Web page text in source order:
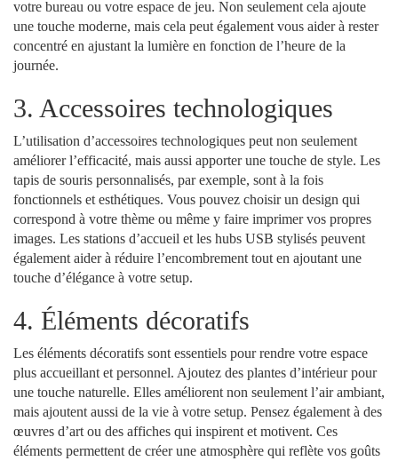
votre bureau ou votre espace de jeu. Non seulement cela ajoute
une touche moderne, mais cela peut également vous aider à rester
concentré en ajustant la lumière en fonction de l’heure de la
journée.
3. Accessoires technologiques
L’utilisation d’accessoires technologiques peut non seulement
améliorer l’efficacité, mais aussi apporter une touche de style. Les
tapis de souris personnalisés, par exemple, sont à la fois
fonctionnels et esthétiques. Vous pouvez choisir un design qui
correspond à votre thème ou même y faire imprimer vos propres
images. Les stations d’accueil et les hubs USB stylisés peuvent
également aider à réduire l’encombrement tout en ajoutant une
touche d’élégance à votre setup.
4. Éléments décoratifs
Les éléments décoratifs sont essentiels pour rendre votre espace
plus accueillant et personnel. Ajoutez des plantes d’intérieur pour
une touche naturelle. Elles améliorent non seulement l’air ambiant,
mais ajoutent aussi de la vie à votre setup. Pensez également à des
œuvres d’art ou des affiches qui inspirent et motivent. Ces
éléments permettent de créer une atmosphère qui reflète vos goûts